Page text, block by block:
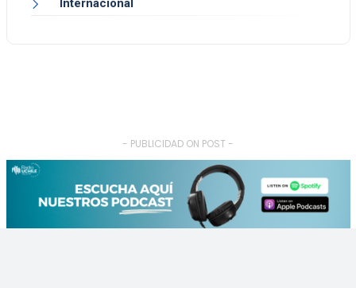
Internacional
- PUBLICIDAD ON POST -